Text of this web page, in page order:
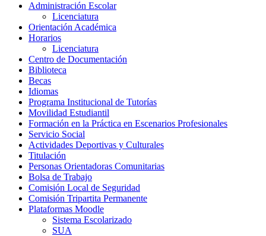
Administración Escolar
Licenciatura
Orientación Académica
Horarios
Licenciatura
Centro de Documentación
Biblioteca
Becas
Idiomas
Programa Institucional de Tutorías
Movilidad Estudiantil
Formación en la Práctica en Escenarios Profesionales
Servicio Social
Actividades Deportivas y Culturales
Titulación
Personas Orientadoras Comunitarias
Bolsa de Trabajo
Comisión Local de Seguridad
Comisión Tripartita Permanente
Plataformas Moodle
Sistema Escolarizado
SUA